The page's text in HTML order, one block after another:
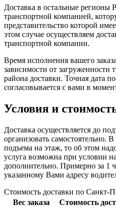
Доставка в остальные регионы
транспортной компанией,
представительство которой
этом случае осуществляем
транспортной компании.
Время исполнения вашего
зависимости от загруженности
района доставки. Точная дата
согласовывается с вами в
Условия и
Доставка осуществляется до
организовать самостоятельно.
подъема на этаж, то об этом
услуга возможна при условии
дополнительно. Примерно за 1
указанному Вами адресу
Стоимость доставки по Санкт-
Вес заказа
Стоимость